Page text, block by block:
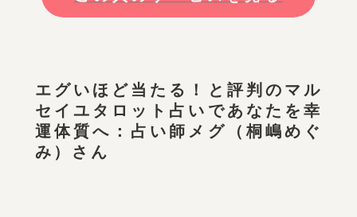
エグいほど当たる！と評判のマル
セイユタロット占いであなたを幸
運体質へ：占い師メグ（桐嶋めぐ
み）さん